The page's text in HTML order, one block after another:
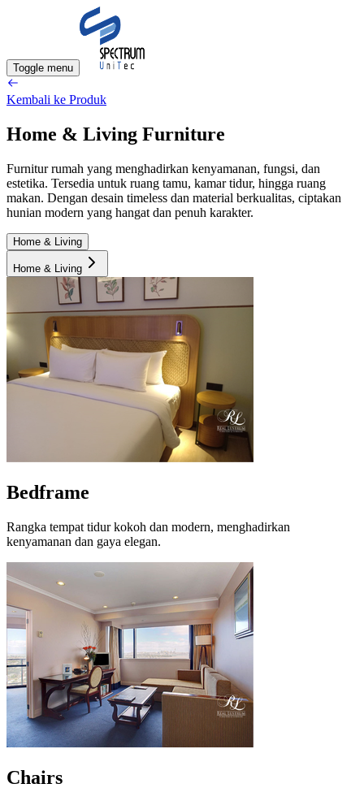
Toggle menu
Kembali ke Produk
Home & Living Furniture
Furnitur rumah yang menghadirkan kenyamanan, fungsi, dan
estetika. Tersedia untuk ruang tamu, kamar tidur, hingga ruang
makan. Dengan desain timeless dan material berkualitas, ciptakan
hunian modern yang hangat dan penuh karakter.
Home & Living
Home & Living
Bedframe
Rangka tempat tidur kokoh dan modern, menghadirkan
kenyamanan dan gaya elegan.
Chairs